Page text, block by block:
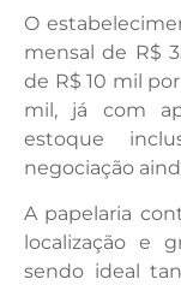
O
mensal de R$
de R$ 10 mil
mil, já com
estoque
negociação
A papelaria
localização e
sendo ideal